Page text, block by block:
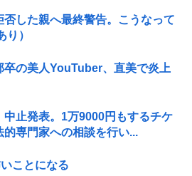
否した親へ最終警告。こうなって
）
卒の美人YouTuber、直美で炎上
中止発表。1万9000円もするチケ
的専門家への相談を行い...
ことになる